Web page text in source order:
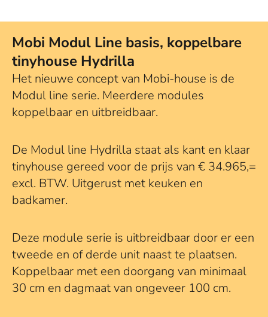
Mobi Modul Line basis, koppelbare
tinyhouse Hydrilla
Het nieuwe concept van Mobi-house is de
Modul line serie. Meerdere modules
koppelbaar en uitbreidbaar.
De Modul line Hydrilla staat als kant en klaar
tinyhouse gereed voor de prijs van € 34.965,=
excl. BTW. Uitgerust met keuken en
badkamer.
Deze module serie is uitbreidbaar door er een
tweede en of derde unit naast te plaatsen.
Koppelbaar met een doorgang van minimaal
30 cm en dagmaat van ongeveer 100 cm.